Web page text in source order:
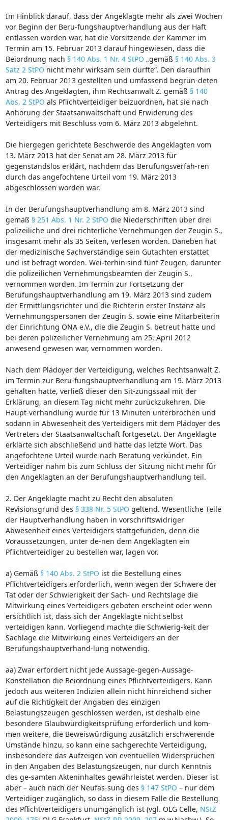
Im Hinblick darauf, dass der Angeklagte mehr als zwei Wochen
vor Beginn der Beru-fungshauptverhandlung aus der Haft
entlassen worden war, hat die Vorsitzende der Kammer im
Termin am 15. Februar 2013 darauf hingewiesen, dass die
Beiordnung nach § 140 Abs. 1 Nr. 4 StPO „gemäß § 140 Abs. 3
Satz 2 StPO nicht mehr wirksam sein dürfte“. Den daraufhin
am 20. Februar 2013 gestellten und umfassend begrün-deten
Antrag des Angeklagten, ihm Rechtsanwalt Z. gemäß § 140
Abs. 2 StPO als Pflichtverteidiger beizuordnen, hat sie nach
Anhörung der Staatsanwaltschaft und Erwiderung des
Verteidigers mit Beschluss vom 6. März 2013 abgelehnt.
Die hiergegen gerichtete Beschwerde des Angeklagten vom
13. März 2013 hat der Senat am 28. März 2013 für
gegenstandslos erklärt, nachdem das Berufungsverfah-ren
durch das angefochtene Urteil vom 19. März 2013
abgeschlossen worden war.
In der Berufungshauptverhandlung am 8. März 2013 sind
gemäß § 251 Abs. 1 Nr. 2 StPO die Niederschriften über drei
polizeiliche und drei richterliche Vernehmungen der Zeugin S.,
insgesamt mehr als 35 Seiten, verlesen worden. Daneben hat
der medizinische Sachverständige sein Gutachten erstattet
und ist befragt worden. Wei-terhin sind fünf Zeugen, darunter
die polizeilichen Vernehmungsbeamten der Zeugin S.,
vernommen worden. Im Termin zur Fortsetzung der
Berufungshauptverhandlung am 19. März 2013 sind zudem
der Ermittlungsrichter und die Richterin erster Instanz als
Vernehmungspersonen der Zeugin S. sowie eine Mitarbeiterin
der Einrichtung ONA e.V., die die Zeugin S. betreut hatte und
bei deren polizeilicher Vernehmung am 25. April 2012
anwesend gewesen war, vernommen worden.
Nach dem Plädoyer der Verteidigung, welches Rechtsanwalt Z.
im Termin zur Beru-fungshauptverhandlung am 19. März 2013
gehalten hatte, verließ dieser den Sit-zungssaal mit der
Erklärung, an diesem Tag nicht mehr zurückzukehren. Die
Haupt-verhandlung wurde für 13 Minuten unterbrochen und
sodann in Abwesenheit des Verteidigers mit dem Plädoyer des
Vertreters der Staatsanwaltschaft fortgesetzt. Der Angeklagte
erklärte sich abschließend und hatte das letzte Wort. Das
angefochtene Urteil wurde nach Beratung verkündet. Ein
Verteidiger nahm bis zum Schluss der Sitzung nicht mehr für
den Angeklagten an der Berufungshauptverhandlung teil.
2. Der Angeklagte macht zu Recht den absoluten
Revisionsgrund des § 338 Nr. 5 StPO geltend. Wesentliche Teile
der Hauptverhandlung haben in vorschriftswidriger
Abwesenheit eines Verteidigers stattgefunden, denn die
Voraussetzungen, unter de-nen dem Angeklagten ein
Pflichtverteidiger zu bestellen war, lagen vor.
a) Gemäß § 140 Abs. 2 StPO ist die Bestellung eines
Pflichtverteidigers erforderlich, wenn wegen der Schwere der
Tat oder der Schwierigkeit der Sach- und Rechtslage die
Mitwirkung eines Verteidigers geboten erscheint oder wenn
ersichtlich ist, dass sich der Angeklagte nicht selbst
verteidigen kann. Vorliegend machte die Schwierig-keit der
Sachlage die Mitwirkung eines Verteidigers an der
Berufungshauptverhand-lung notwendig.
aa) Zwar erfordert nicht jede Aussage-gegen-Aussage-
Konstellation die Beiordnung eines Pflichtverteidigers. Kann
jedoch aus weiteren Indizien allein nicht hinreichend sicher
auf die Richtigkeit der Angaben des einzigen
Belastungszeugen geschlossen werden, ist deshalb eine
besondere Glaubwürdigkeitsprüfung erforderlich und kom-
men weitere, die Beweiswürdigung zusätzlich erschwerende
Umstände hinzu, so kann eine sachgerechte Verteidigung,
insbesondere das Aufzeigen von eventuellen Widersprüchen
in den Angaben des Belastungszeugen, nur durch Kenntnis
des ge-samten Akteninhaltes gewährleistet werden. Dieser ist
aber – auch nach der Neufas-sung des § 147 StPO – nur dem
Verteidiger zugänglich, so dass in diesem Falle die Bestellung
des Pflichtverteidigers unumgänglich ist (vgl. OLG Celle, NStZ